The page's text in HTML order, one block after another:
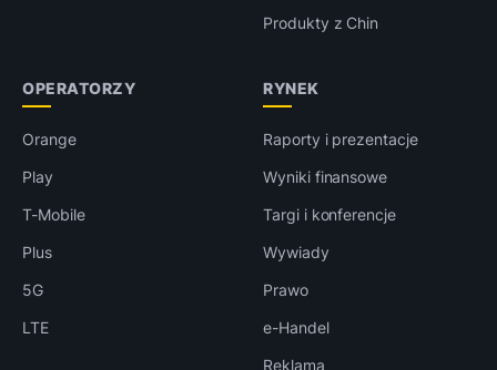
Produkty z Chin
OPERATORZY
Orange
Play
T-Mobile
Plus
5G
LTE
RYNEK
Raporty i prezentacje
Wyniki finansowe
Targi i konferencje
Wywiady
Prawo
e-Handel
Reklama